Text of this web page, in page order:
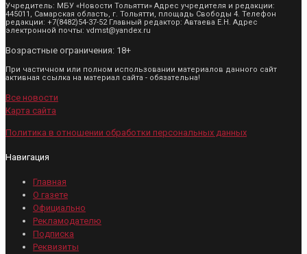
Учредитель: МБУ «Новости Тольятти» Адрес учредителя и редакции:
445011, Самарская область, г. Тольятти, площадь Свободы 4. Телефон
редакции: +7(8482)54-37-52 Главный редактор: Автаева Е.Н. Адрес
электронной почты: vdmst@yandex.ru
Возрастные ограничения: 18+
При частичном или полном использовании материалов данного сайт
активная ссылка на материал сайта - обязательна!
Все новости
Карта сайта
Политика в отношении обработки персональных данных
Навигация
Главная
О газете
Официально
Рекламодателю
Подписка
Реквизиты